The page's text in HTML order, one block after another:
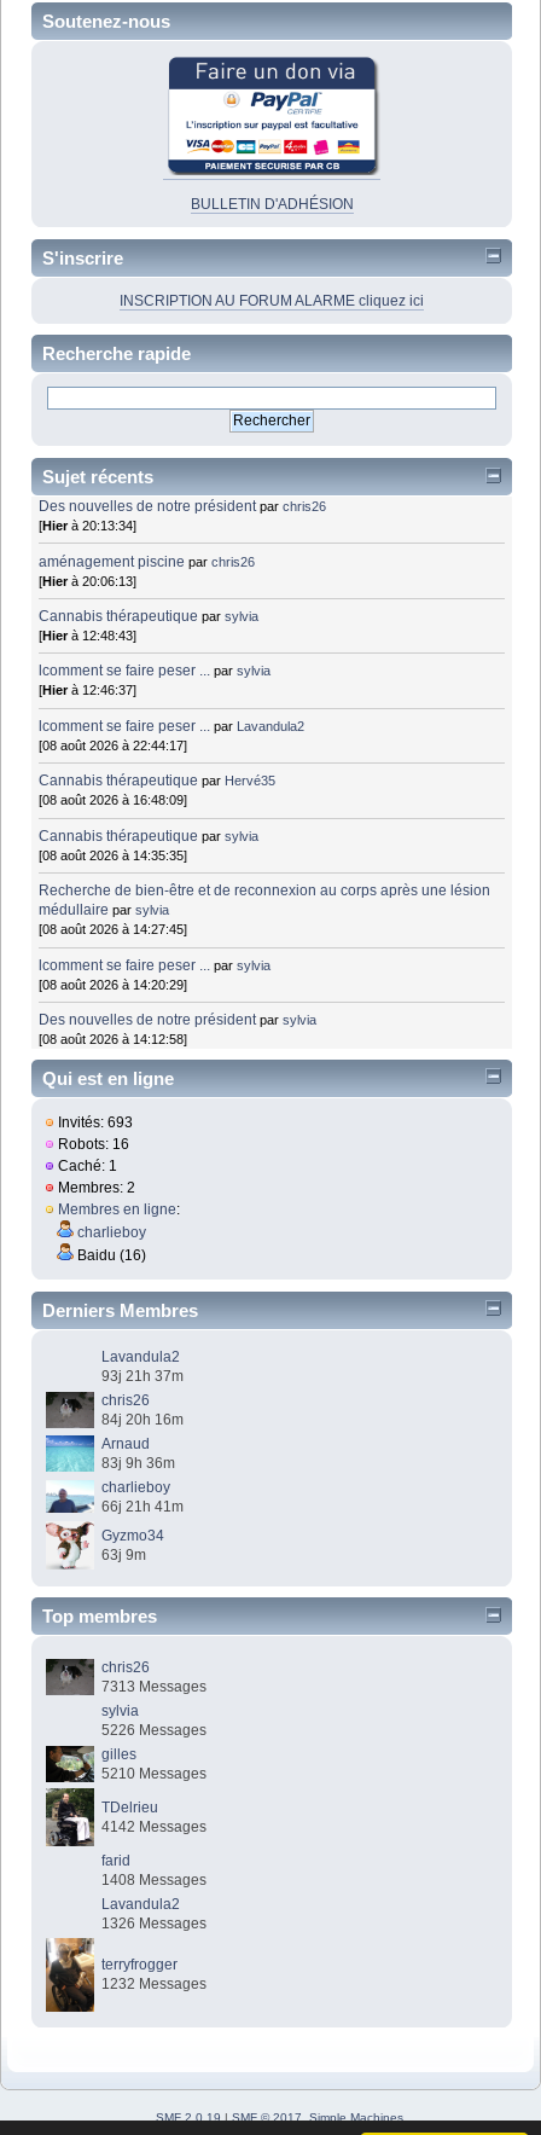
Soutenez-nous
BULLETIN D'ADHÉSION
S'inscrire
INSCRIPTION AU FORUM ALARME cliquez ici
Recherche rapide
Sujet récents
Des nouvelles de notre président parchris26
[Hierà 20:13:34]
aménagement piscine parchris26
[Hierà 20:06:13]
Cannabis thérapeutique parsylvia
[Hierà 12:48:43]
lcomment se faire peser ... parsylvia
[Hierà 12:46:37]
lcomment se faire peser ... par Lavandula2
[08 août 2026 à 22:44:17]
Cannabis thérapeutique par Hervé35
[08 août 2026 à 16:48:09]
Cannabis thérapeutique parsylvia
[08 août 2026 à 14:35:35]
Recherche de bien-être et de reconnexion au corps après une lésion
médullaire parsylvia
[08 août 2026 à 14:27:45]
lcomment se faire peser ... parsylvia
[08 août 2026 à 14:20:29]
Des nouvelles de notre président parsylvia
[08 août 2026 à 14:12:58]
Qui est en ligne
Invités: 693
Robots: 16
Caché: 1
Membres: 2
Membres en ligne:
charlieboy
Baidu (16)
Derniers Membres
Lavandula2
93j 21h 37m
chris26
84j 20h 16m
Arnaud
83j 9h 36m
charlieboy
66j 21h 41m
Gyzmo34
63j 9m
Top membres
chris26
7313 Messages
sylvia
5226 Messages
gilles
5210 Messages
TDelrieu
4142 Messages
farid
1408 Messages
Lavandula2
1326 Messages
terryfrogger
1232 Messages
SMF 2.0.19 | SMF © 2017
Simple Machines